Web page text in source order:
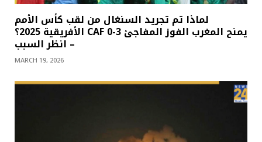
لماذا تم تجريد السنغال من لقب كأس الأمم
الأفريقية 2025؟ CAF يمنح المغرب الفوز المفاجئ 3-0
– انظر السبب
MARCH 19, 2026